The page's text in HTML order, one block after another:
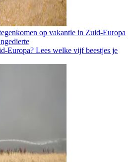
op vakantie in Zuid-Europa
Europa? Lees welke vijf beestjes je